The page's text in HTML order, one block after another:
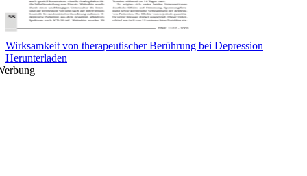
Wirksamkeit von therapeutischer Berührung bei Depression
Herunterladen